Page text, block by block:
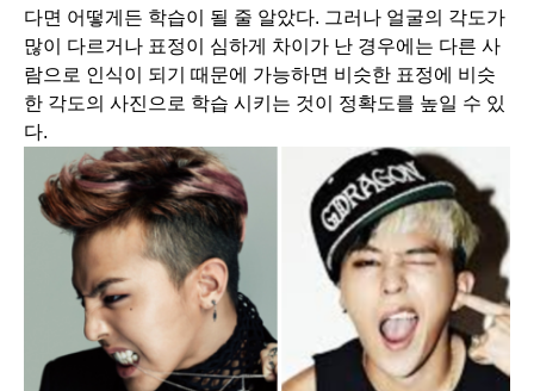
다면 어떻게든 학습이 될 줄 알았다. 그러나 얼굴의 각도가
많이 다르거나 표정이 심하게 차이가 난 경우에는 다른 사
람으로 인식이 되기 때문에 가능하면 비슷한 표정에 비슷
한 각도의 사진으로 학습 시키는 것이 정확도를 높일 수 있
다.